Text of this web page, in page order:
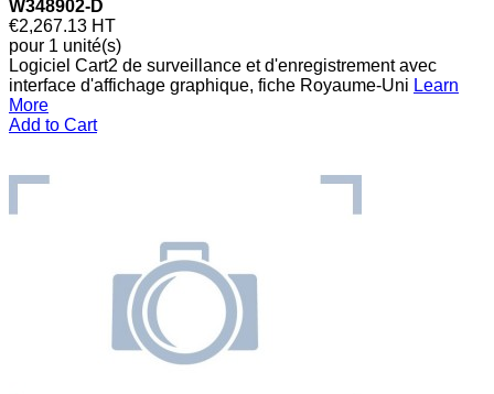
W348902-D
€2,267.13 HT
pour 1 unité(s)
Logiciel Cart2 de surveillance et d'enregistrement avec
interface d'affichage graphique, fiche Royaume-Uni Learn
More
Add to Cart